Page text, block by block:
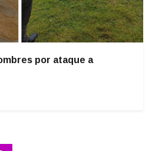
por ataque a